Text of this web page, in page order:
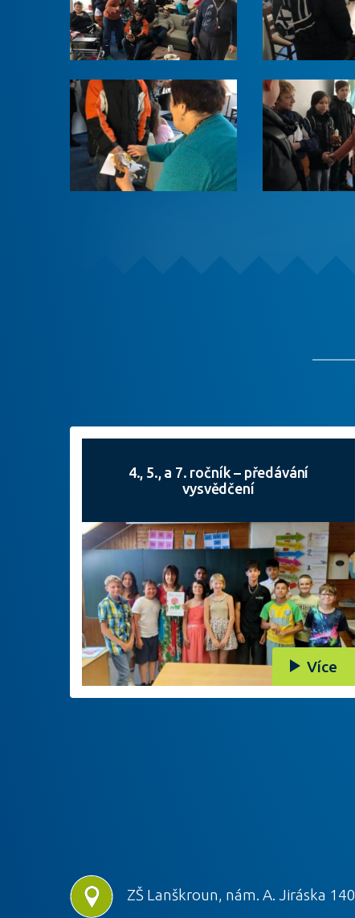
4., 5., a 7. ročník – předávání
vysvědčení
Více
ZŠ Lanškroun, nám. A. Jiráska 140